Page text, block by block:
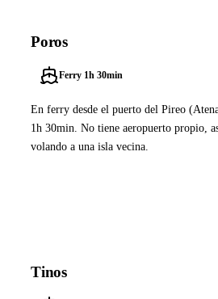
Poros
Ferry 1h 30min
En ferry desde el puerto del Pireo
1h 30min. No tiene aeropuerto propio,
volando a una isla vecina.
Tinos